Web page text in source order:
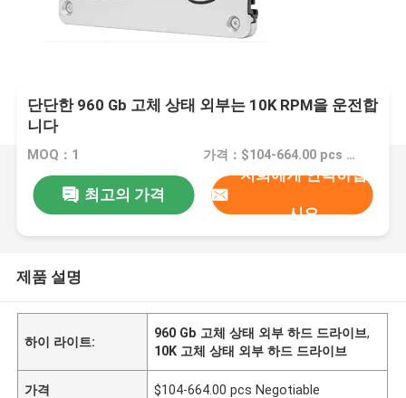
단단한 960 Gb 고체 상태 외부는 10K RPM을 운전합
니다
MOQ：1 가격：$104-664.00 pcs Negotiable
최고의 가격
저희에게 연락하십
시오
제품 설명
하이 라이트:
960 Gb 고체 상태 외부 하드 드라이브,
10K 고체 상태 외부 하드 드라이브
가격 $104-664.00 pcs Negotiable